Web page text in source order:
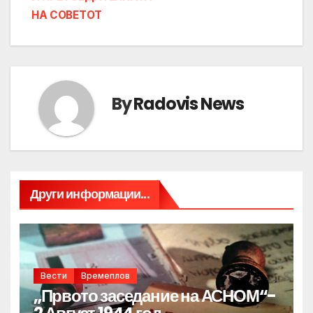
НА СОВЕТОТ
ByRadovis News
Други информации...
Вести Времеплов
„Првото заседание на АСНОМ“-